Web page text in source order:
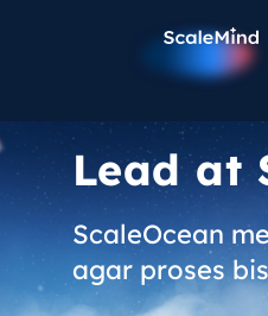
Lead at
ScaleOcean
agar proses